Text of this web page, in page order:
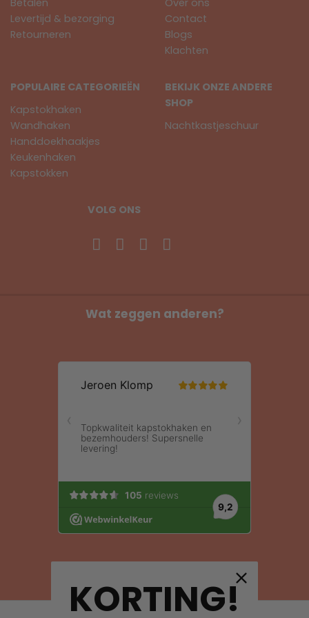
Levertijd & bezorging
Retourneren
Contact
Blogs
Klachten
POPULAIRE CATEGORIEËN
Kapstokhaken
Wandhaken
Handdoekhaakjes
Keukenhaken
Kapstokken
BEKIJK ONZE ANDERE
SHOP
Nachtkastjeschuur
VOLG ONS
Wat zeggen anderen?
KORTING!